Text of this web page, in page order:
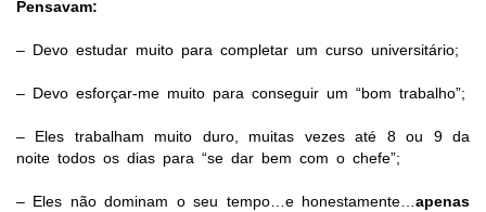
Pensavam:
– Devo estudar muito para completar um curso universitário;
– Devo esforçar-me muito para conseguir um “bom trabalho”;
– Eles trabalham muito duro, muitas vezes até 8 ou 9 da
noite todos os dias para “se dar bem com o chefe”;
– Eles não dominam o seu tempo…e honestamente… apenas